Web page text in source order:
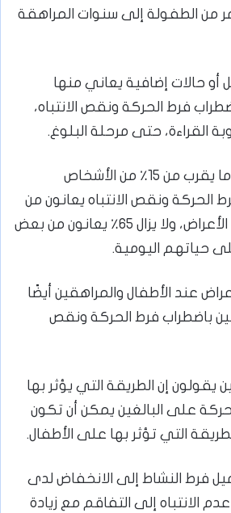
من الطفولة إلى سنوات المراهقة
حالات إضافية يعاني منها
فرط الحركة ونقص الانتباه،
القراءة، حتى مرحلة البلوغ.
ببلوغ سن 25، لا يزال ما يقرب من 15٪ من الأشخاص
الحركة ونقص الانتباه يعانون من
مجموعة كاملة من الأعراض، ولا يزال 65٪ يعانون من بعض
حياتهم اليومية.
عند الأطفال والمراهقين أيضًا
باضطراب فرط الحركة ونقص
إن الطريقة التي يؤثر بها
على البالغين يمكن أن تكون
التي تؤثر بها على الأطفال.
فرط النشاط إلى الانخفاض لدى
عدم الانتباه إلى التفاقم مع زيادة